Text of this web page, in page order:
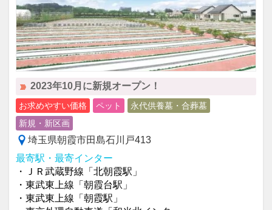
2023年10月に新規オープン！
お求めやすい価格 ペット
永代供養墓・合葬墓
新規・新区画
埼玉県朝霞市田島石川戸413
最寄駅・最寄インター
・ＪＲ武蔵野線「北朝霞駅」
・東武東上線「朝霞台駅」
・東武東上線「朝霞駅」